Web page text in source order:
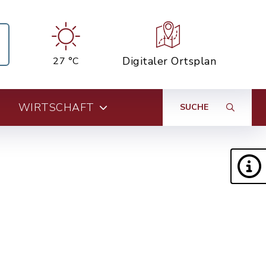
27 °C Digitaler Ortsplan
WIRTSCHAFT SUCHE